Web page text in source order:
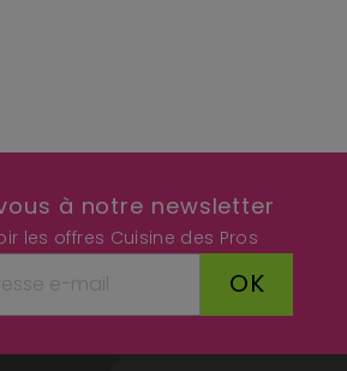
à notre newsletter
les offres Cuisine des Pros
OK